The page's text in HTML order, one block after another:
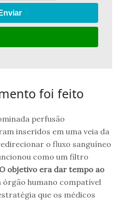
Enviar
foi feito
perfusão
inseridos em uma veia da
o fluxo sanguíneo
como um filtro
O objetivo era dar tempo ao
órgão humano compatível
que os médicos